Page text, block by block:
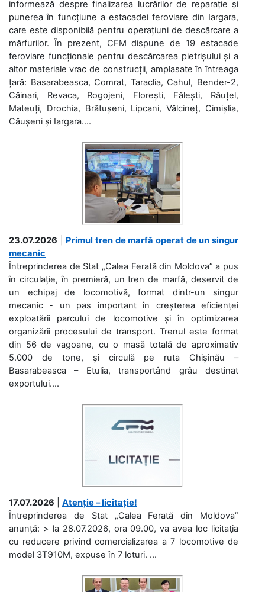
informează despre finalizarea lucrărilor de reparație și
punerea în funcțiune a estacadei feroviare din Iargara,
care este disponibilă pentru operațiuni de descărcare a
mărfurilor. În prezent, CFM dispune de 19 estacade
feroviare funcționale pentru descărcarea pietrișului și a
altor materiale vrac de construcții, amplasate în întreaga
țară: Basarabeasca, Comrat, Taraclia, Cahul, Bender-2,
Căinari, Revaca, Rogojeni, Florești, Fălești, Răuțel,
Mateuți, Drochia, Brătușeni, Lipcani, Vălcineț, Cimișlia,
Căușeni și Iargara....
23.07.2026
Primul tren de marfă operat de un singur
mecanic
Întreprinderea de Stat „Calea Ferată din Moldova” a pus
în circulație, în premieră, un tren de marfă, deservit de
un echipaj de locomotivă, format dintr-un singur
mecanic - un pas important în creșterea eficienței
exploatării parcului de locomotive și în optimizarea
organizării procesului de transport. Trenul este format
din 56 de vagoane, cu o masă totală de aproximativ
5.000 de tone, și circulă pe ruta Chișinău –
Basarabeasca – Etulia, transportând grâu destinat
exportului....
17.07.2026
Atenție – licitație!
Întreprinderea de Stat „Calea Ferată din Moldova”
anunță: > la 28.07.2026, ora 09.00, va avea loc licitaţia
cu reducere privind comercializarea a 7 locomotive de
model 3ТЭ10М, expuse în 7 loturi. ...